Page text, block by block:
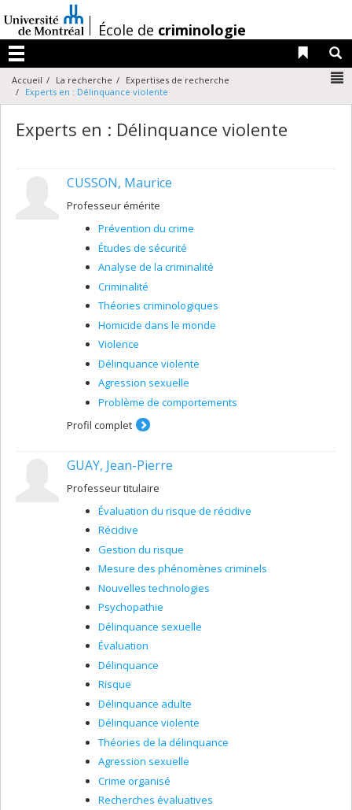
au
contenu
/École de criminologie
Menu
Liens
Accueil La recherche
Expertises de recherche
Experts en : Délinquance violente
Experts en : Délinquance violente
CUSSON, Maurice
Professeur émérite
Prévention du crime
Études de sécurité
Analyse de la criminalité
Criminalité
Théories criminologiques
Homicide dans le monde
Violence
Délinquance violente
Agression sexuelle
Problème de comportements
Profil complet
GUAY, Jean-Pierre
Professeur titulaire
Évaluation du risque de récidive
Récidive
Gestion du risque
Mesure des phénomènes criminels
Nouvelles technologies
Psychopathie
Délinquance sexuelle
Évaluation
Délinquance
Risque
Délinquance adulte
Délinquance violente
Théories de la délinquance
Agression sexuelle
Crime organisé
Recherches évaluatives